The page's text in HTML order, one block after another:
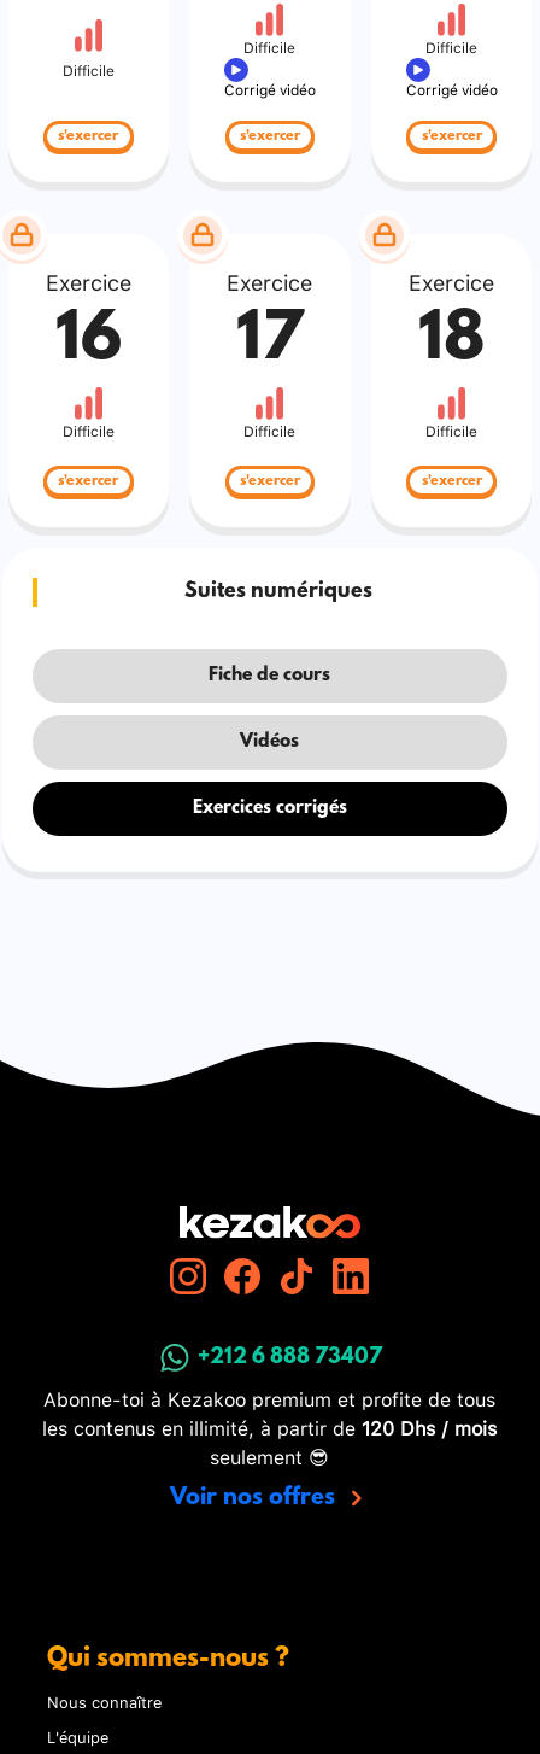
Difficile
s'exercer
Difficile
Corrigé vidéo
s'exercer
Difficile
Corrigé vidéo
s'exercer
Exercice
16
Difficile
s'exercer
Exercice
17
Difficile
s'exercer
Exercice
18
Difficile
s'exercer
Suites numériques
Fiche de cours
Vidéos
Exercices corrigés
+212 6 888 73407
Abonne-toi à Kezakoo premium et profite de tous
les contenus en illimité, à partir de 120 Dhs / mois
seulement 😎
Voir nos offres
Qui sommes-nous ?
Nous connaître
L'équipe